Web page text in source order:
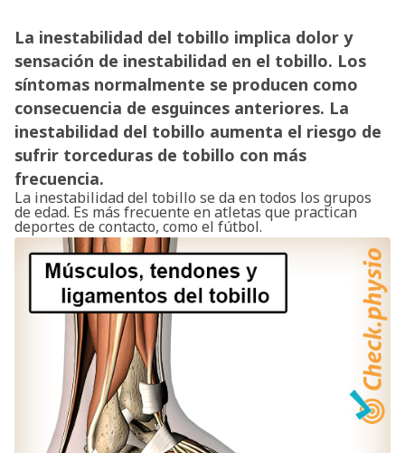
La inestabilidad del tobillo implica dolor y
sensación de inestabilidad en el tobillo. Los
síntomas normalmente se producen como
consecuencia de esguinces anteriores. La
inestabilidad del tobillo aumenta el riesgo de
sufrir torceduras de tobillo con más
frecuencia.
La inestabilidad del tobillo se da en todos los grupos
de edad. Es más frecuente en atletas que practican
deportes de contacto, como el fútbol.